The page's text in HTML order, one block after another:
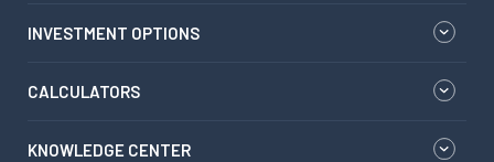
INVESTMENT OPTIONS
CALCULATORS
KNOWLEDGE CENTER